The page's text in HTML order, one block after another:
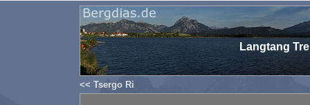
Langtang
<< Tsergo Ri